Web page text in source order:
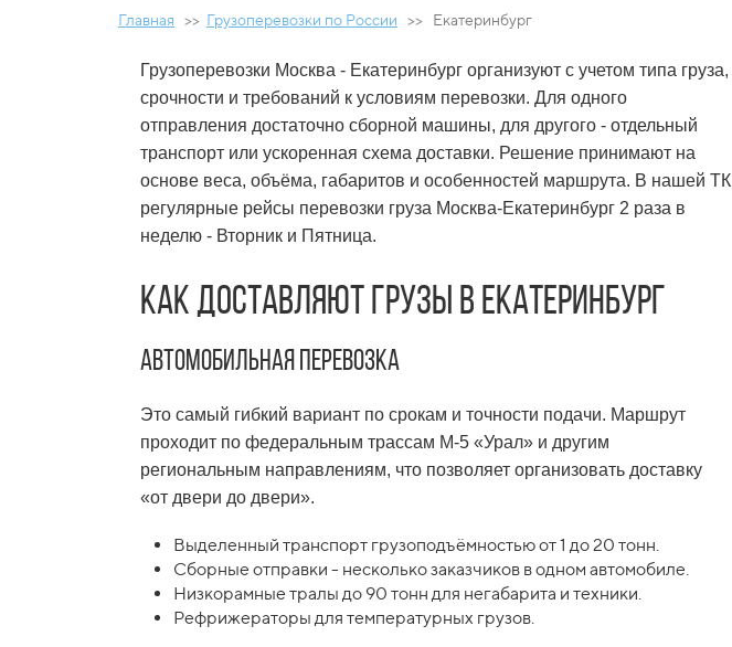
Главная >> Грузоперевозки по России >> Екатеринбург
Грузоперевозки Москва - Екатеринбург организуют с учетом типа груза,
срочности и требований к условиям перевозки. Для одного
отправления достаточно сборной машины, для другого - отдельный
транспорт или ускоренная схема доставки. Решение принимают на
основе веса, объёма, габаритов и особенностей маршрута. В нашей ТК
регулярные рейсы перевозки груза Москва-Екатеринбург 2 раза в
неделю - Вторник и Пятница.
Как доставляют грузы в Екатеринбург
Автомобильная перевозка
Это самый гибкий вариант по срокам и точности подачи. Маршрут
проходит по федеральным трассам М-5 «Урал» и другим
региональным направлениям, что позволяет организовать доставку
«от двери до двери».
Выделенный транспорт грузоподъёмностью от 1 до 20 тонн.
Сборные отправки - несколько заказчиков в одном автомобиле.
Низкорамные тралы до 90 тонн для негабарита и техники.
Рефрижераторы для температурных грузов.